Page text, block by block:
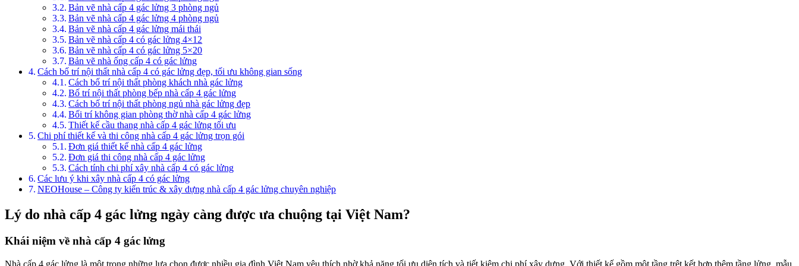
Bản vẽ nhà cấp 4 gác lửng 3 phòng ngủ
Bản vẽ nhà cấp 4 gác lửng 4 phòng ngủ
Bản vẽ nhà cấp 4 gác lửng mái thái
Bản vẽ nhà cấp 4 có gác lửng 4×12
Bản vẽ nhà cấp 4 có gác lửng 5×20
Bản vẽ nhà ống cấp 4 có gác lửng
Cách bố trí nội thất nhà cấp 4 có gác lửng đẹp, tối ưu không gian sống
Cách bố trí nội thất phòng khách nhà gác lửng
Bố trí nội thất phòng bếp nhà cấp 4 gác lửng
Cách bố trí nội thất phòng ngủ nhà gác lửng đẹp
Bối trí không gian phòng thờ nhà cấp 4 gác lửng
Thiết kế cầu thang nhà cấp 4 gác lửng tối ưu
Chi phí thiết kế và thi công nhà cấp 4 gác lửng trọn gói
Đơn giá thiết kế nhà cấp 4 gác lửng
Đơn giá thi công nhà cấp 4 gác lửng
Cách tính chi phí xây nhà cấp 4 có gác lửng
Các lưu ý khi xây nhà cấp 4 có gác lửng
NEOHouse – Công ty kiến trúc & xây dựng nhà cấp 4 gác lửng chuyên nghiệp
Lý do nhà cấp 4 gác lửng ngày càng được ưa chuộng tại Việt Nam?
Khái niệm về nhà cấp 4 gác lửng
Nhà cấp 4 gác lửng là một trong những lựa chọn được nhiều gia đình Việt Nam yêu thích nhờ khả năng tối ưu diện tích và tiết kiệm chi phí xây dựng. Với thiết kế gồm một tầng trệt kết hợp thêm tầng lửng, mẫu